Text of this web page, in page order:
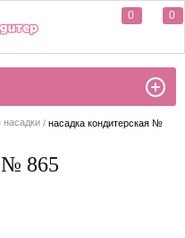
0 0
насадки
насадка кондитерская №
№ 865